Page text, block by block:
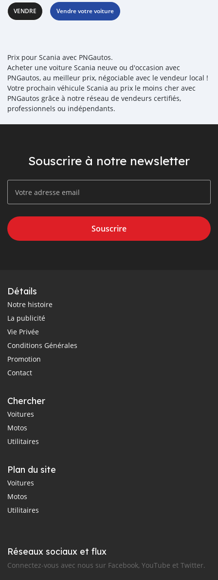
VENDRE Vendre votre voiture
Prix pour Scania avec PNGautos.
Acheter une voiture Scania neuve ou d'occasion avec
PNGautos, au meilleur prix, négociable avec le vendeur local !
Votre prochain véhicule Scania au prix le moins cher avec
PNGautos grâce à notre réseau de vendeurs certifiés,
professionnels ou indépendants.
Souscrire à notre newsletter
Souscrire
Détails
Notre histoire
La publicité
Vie Privée
Conditions Générales
Promotion
Contact
Chercher
Voitures
Motos
Utilitaires
Plan du site
Voitures
Motos
Utilitaires
Réseaux sociaux et flux
Connectez-vous avec nous sur Facebook, YouTube et Twitter.